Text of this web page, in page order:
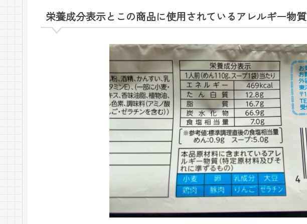
栄養成分表示とこの商品に使用されているアレルギー物質